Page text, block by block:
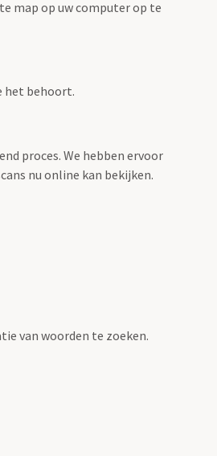
map op uw computer op te
het behoort.
proces. We hebben ervoor
nu online kan bekijken.
van woorden te zoeken.